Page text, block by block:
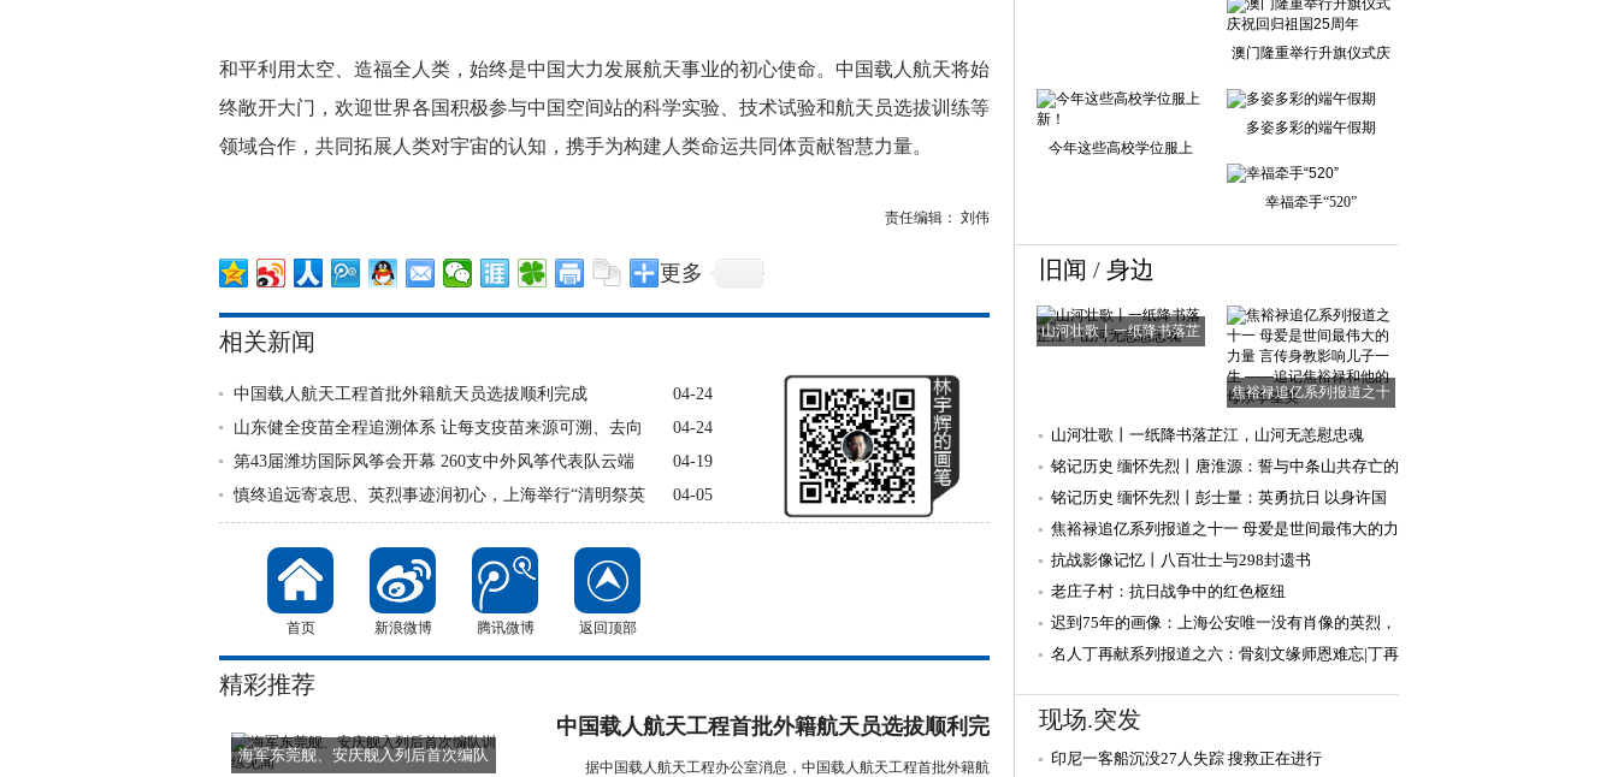
和平利用太空、造福全人类，始终是中国大力发展航天事业的初心使命。中国载人航天将始
终敞开大门，欢迎世界各国积极参与中国空间站的科学实验、技术试验和航天员选拔训练等
领域合作，共同拓展人类对宇宙的认知，携手为构建人类命运共同体贡献智慧力量。
责任编辑： 刘伟
更多
相关新闻
04-24
中国载人航天工程首批外籍航天员选拔顺利完成
04-24
山东健全疫苗全程追溯体系 让每支疫苗来源可溯、去向
04-19
第43届潍坊国际风筝会开幕 260支中外风筝代表队云端
04-05
慎终追远寄哀思、英烈事迹润初心，上海举行“清明祭英
首页 新浪微博 腾讯微博 返回顶部
精彩推荐
海军东莞舰、安庆舰入列后首次编队
中国载人航天工程首批外籍航天员选拔顺利完
据中国载人航天工程办公室消息，中国载人航天工程首批外籍航
澳门隆重举行升旗仪式庆
祝回归祖国25周
今年这些高校学位服上
多姿多彩的端午假期
幸福牵手“520”
旧闻 / 身边
山河壮歌丨一纸降书落芷
焦裕禄追亿系列报道之十
山河壮歌丨一纸降书落芷江，山河无恙慰忠魂
铭记历史 缅怀先烈丨唐淮源：誓与中条山共存亡的
抗日英烈
铭记历史 缅怀先烈丨彭士量：英勇抗日 以身许国
焦裕禄追亿系列报道之十一 母爱是世间最伟大的力
量 言传身教
抗战影像记忆丨八百壮士与298封遗书
老庄子村：抗日战争中的红色枢纽
迟到75年的画像：上海公安唯一没有肖像的英烈，
重现年轻模样
名人丁再献系列报道之六：骨刻文缘师恩难忘|丁再
现场.突发
印尼一客船沉没27人失踪 搜救正在进行